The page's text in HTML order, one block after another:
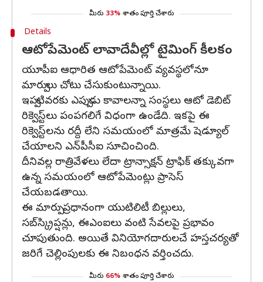
మీరు 33% శాతం పూర్తి చేశారు
Details
ఆటోపేమెంట్‌ లావాదేవీల్లో టైమింగ్ కీలకం
యూపీఐ ఆధారిత ఆటోపేమెంట్ వ్యవస్థలోనూ
మార్పులు చోటు చేసుకుంటున్నాయి.
ఇప్పటివరకు ఎప్పుడు కావాలన్నా సంస్థలు ఆటో డెబిట్
రిక్వెస్ట్‌లు పంపగలిగే విధంగా ఉండేది. ఇకపై ఈ
రిక్వెస్ట్‌లను రద్దీ లేని సమయంలో మాత్రమే షెడ్యూల్
చేయాలని ఎన్‌పీసీఐ సూచించింది.
దీనివల్ల రాత్రివేళలు లేదా ట్రాన్సాక్షన్ ట్రాఫిక్ తక్కువగా
ఉన్న సమయంలో ఆటోపేమెంట్లు ప్రాసెస్
చేయబడతాయి.
ఈ మార్పు ప్రధానంగా యుటిలిటీ బిల్లులు,
సబ్‌స్క్రిప్షన్లు, ఈఎంఐలు వంటి సేవలపై ప్రభావం
చూపుతుంది. అయితే వినియోగదారులచే హస్తచర్యతో
జరిగే చెల్లింపులకు ఈ నిబంధన వర్తించదు.
మీరు 66% శాతం పూర్తి చేశారు